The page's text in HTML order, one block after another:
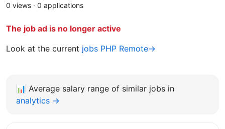
0 views · 0 applications
The job ad is no longer active
Look at the current jobs PHP Remote→
📊 Average salary range of similar jobs in
analytics →